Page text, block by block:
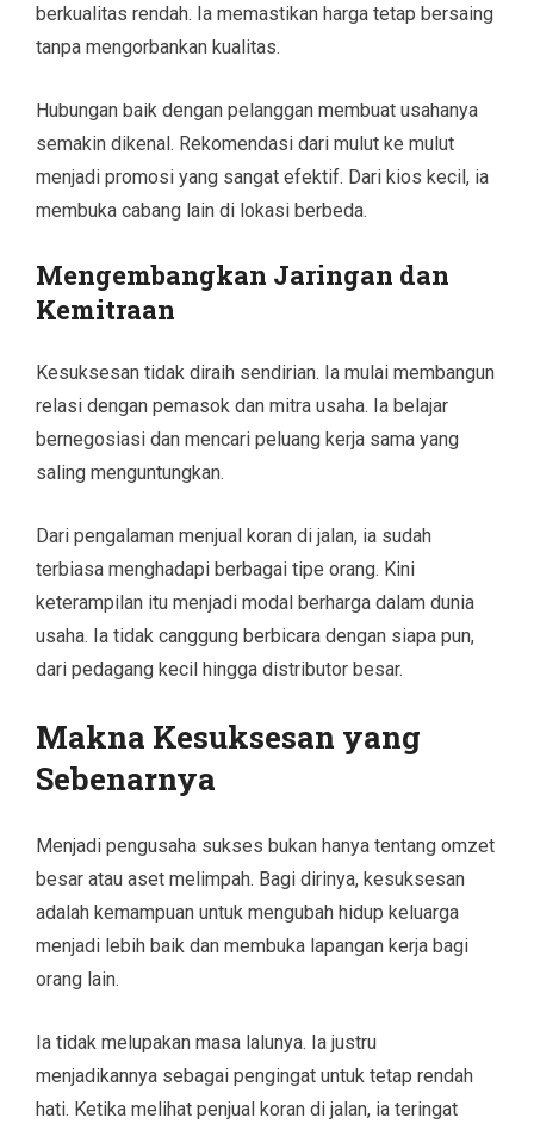
berkualitas rendah. Ia memastikan harga tetap bersaing
tanpa mengorbankan kualitas.
Hubungan baik dengan pelanggan membuat usahanya
semakin dikenal. Rekomendasi dari mulut ke mulut
menjadi promosi yang sangat efektif. Dari kios kecil, ia
membuka cabang lain di lokasi berbeda.
Mengembangkan Jaringan dan
Kemitraan
Kesuksesan tidak diraih sendirian. Ia mulai membangun
relasi dengan pemasok dan mitra usaha. Ia belajar
bernegosiasi dan mencari peluang kerja sama yang
saling menguntungkan.
Dari pengalaman menjual koran di jalan, ia sudah
terbiasa menghadapi berbagai tipe orang. Kini
keterampilan itu menjadi modal berharga dalam dunia
usaha. Ia tidak canggung berbicara dengan siapa pun,
dari pedagang kecil hingga distributor besar.
Makna Kesuksesan yang
Sebenarnya
Menjadi pengusaha sukses bukan hanya tentang omzet
besar atau aset melimpah. Bagi dirinya, kesuksesan
adalah kemampuan untuk mengubah hidup keluarga
menjadi lebih baik dan membuka lapangan kerja bagi
orang lain.
Ia tidak melupakan masa lalunya. Ia justru
menjadikannya sebagai pengingat untuk tetap rendah
hati. Ketika melihat penjual koran di jalan, ia teringat